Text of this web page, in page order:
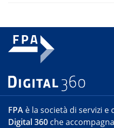
FPA è la società di servizi e
Digital 360 che